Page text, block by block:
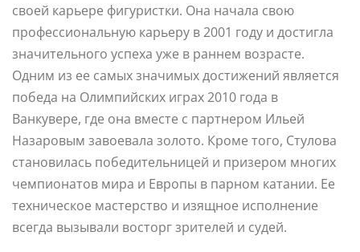
своей карьере фигуристки. Она начала свою
профессиональную карьеру в 2001 году и достигла
значительного успеха уже в раннем возрасте.
Одним из ее самых значимых достижений является
победа на Олимпийских играх 2010 года в
Ванкувере, где она вместе с партнером Ильей
Назаровым завоевала золото. Кроме того, Стулова
становилась победительницей и призером многих
чемпионатов мира и Европы в парном катании. Ее
техническое мастерство и изящное исполнение
всегда вызывали восторг зрителей и судей.